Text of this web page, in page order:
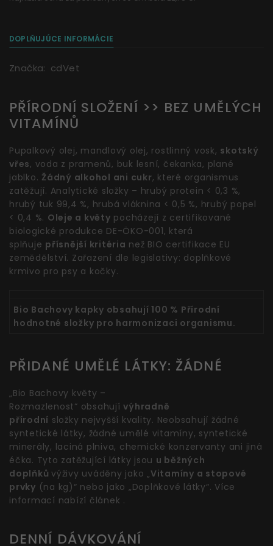
DOPLŇUJÚCE INFORMÁCIE
Značka: cdVet
PŘÍRODNÍ SLOŽENÍ >> BEZ UMĚLÝCH
VITAMÍNŮ
Pupalkový olej, mandlový olej, rostlinný vosk, skotský
vřes, voda z pramenů, buk lesní, čekanka, plané
jablko. Žádný alkohol ani cukr, které organismus
zatěžují. Analytické složky – hrubý protein < 0,3 %,
hrubý tuk 99,4 %, hrubá vláknina < 0,5 %, hrubý popel
< 0,4 %. Oleje a květy pocházejí z certifikované
biologické produkce DE-ÖKO-001, která
splňuje přísnější kritéria než BIO certifikace EU
zemědělství. Zařazení dle legislativy: doplňkové
krmivo pro psy a kočky.
Bio Bachovy kapky obsahují 100 % Přírodní
hodnotné složky pro harmonizaci organismu.
PŘIDANÉ UMĚLÉ LÁTKY: ŽÁDNÉ
„Bio Bachovy květy –
Rozmazlenost“ obsahujívýhradně
přírodní složky nejvyšší kvality. Neobsahují žádné
syntetické látky, žádné umělé vitamíny, syntetické
minerály, laciná plniva, chemické konzervanty ani jiná
éčka. Tyto zatěžující látky jsou u běžných
doplňků výživy uváděny jako „Vitamíny a stopové
prvky (na kg)“ nebo jako „Doplňkové látky“. Více
informací nabízí článek .
DENNÍ DÁVKOVÁNÍ